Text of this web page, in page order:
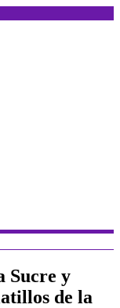
Sucre y
de la